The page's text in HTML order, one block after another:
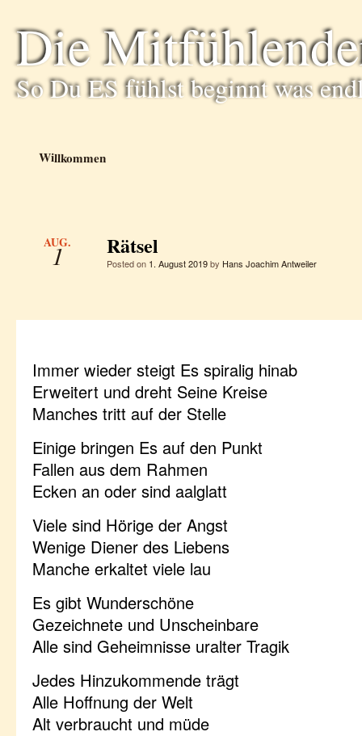
Die
So Du ES fühlst beginnt was
Willkommen
AUG.
1 Rätsel
Posted on 1. August 2019by Hans Joachim Antweiler
Immer wieder steigt Es spiralig hinab
Erweitert und dreht Seine Kreise
Manches tritt auf der Stelle
Einige bringen Es auf den Punkt
Fallen aus dem Rahmen
Ecken an oder sind aalglatt
Viele sind Hörige der Angst
Wenige Diener des Liebens
Manche erkaltet viele lau
Es gibt Wunderschöne
Gezeichnete und Unscheinbare
Alle sind Geheimnisse uralter Tragik
Jedes Hinzukommende trägt
Alle Hoffnung der Welt
Alt verbraucht und müde